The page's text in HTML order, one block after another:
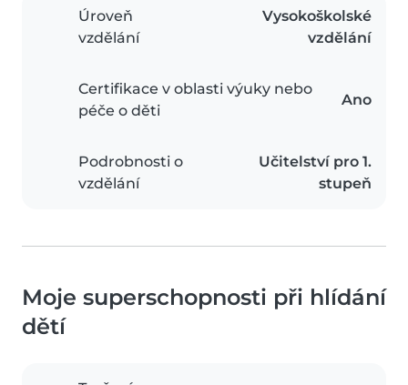
Úroveň
vzdělání
Vysokoškolské
vzdělání
Certifikace v oblasti výuky nebo
péče o děti
Ano
Podrobnosti o
vzdělání
Učitelství pro 1.
stupeň
Moje superschopnosti při hlídání
dětí